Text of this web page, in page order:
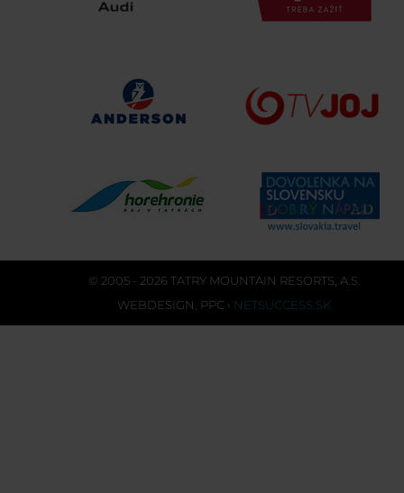
© 2005 - 2026 TATRY MOUNTAIN RESORTS, A.S.
WEBDESIGN PPC › NETSUCCESS.SK